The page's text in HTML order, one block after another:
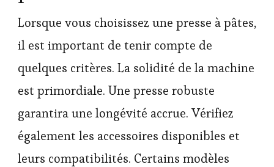
Lorsque vous choisissez une presse à pâtes,
il est important de tenir compte de
quelques critères. La solidité de la machine
est primordiale. Une presse robuste
garantira une longévité accrue. Vérifiez
également les accessoires disponibles et
leurs compatibilités. Certains modèles